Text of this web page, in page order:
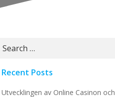
Search
Recent Posts
Utvecklingen av Online Casinon och